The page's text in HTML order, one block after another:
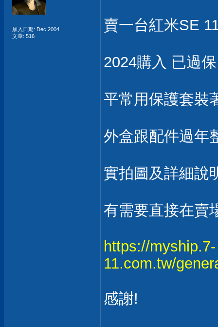
加入日期: Dec 2004
文章: 516
賣一台紅米SE
2024購入 已過
平常用保護套裝
外盒跟配件過年
實拍圖及詳細說
有需要直接在賣
https://myship.7-
11.com.tw/
感謝!